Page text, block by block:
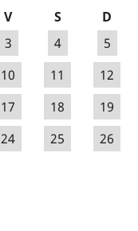
V S
D
3 4
5
10 11
12
17 18
19
24 25
26